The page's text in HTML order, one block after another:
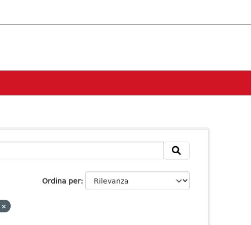
Ordina per